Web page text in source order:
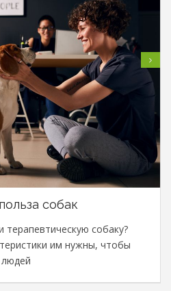
собак
терапевтическую собаку?
им нужны, чтобы